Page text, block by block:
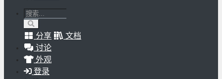
分享
文档
讨论
外观
登录